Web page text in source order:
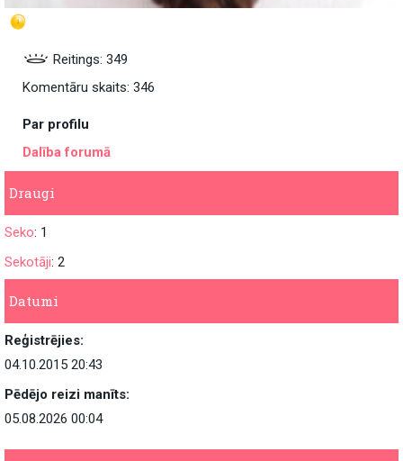
Reitings: 349
Komentāru skaits: 346
Par profilu
Dalība forumā
Draugi
Seko: 1
Sekotāji: 2
Datumi
Reģistrējies:
04.10.2015 20:43
Pēdējo reizi manīts:
05.08.2026 00:04